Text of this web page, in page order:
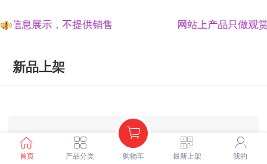
信息展示，不提供销售 网站上产品只做观
新品上架
首页 产品分类 购物车 最新上架 我的